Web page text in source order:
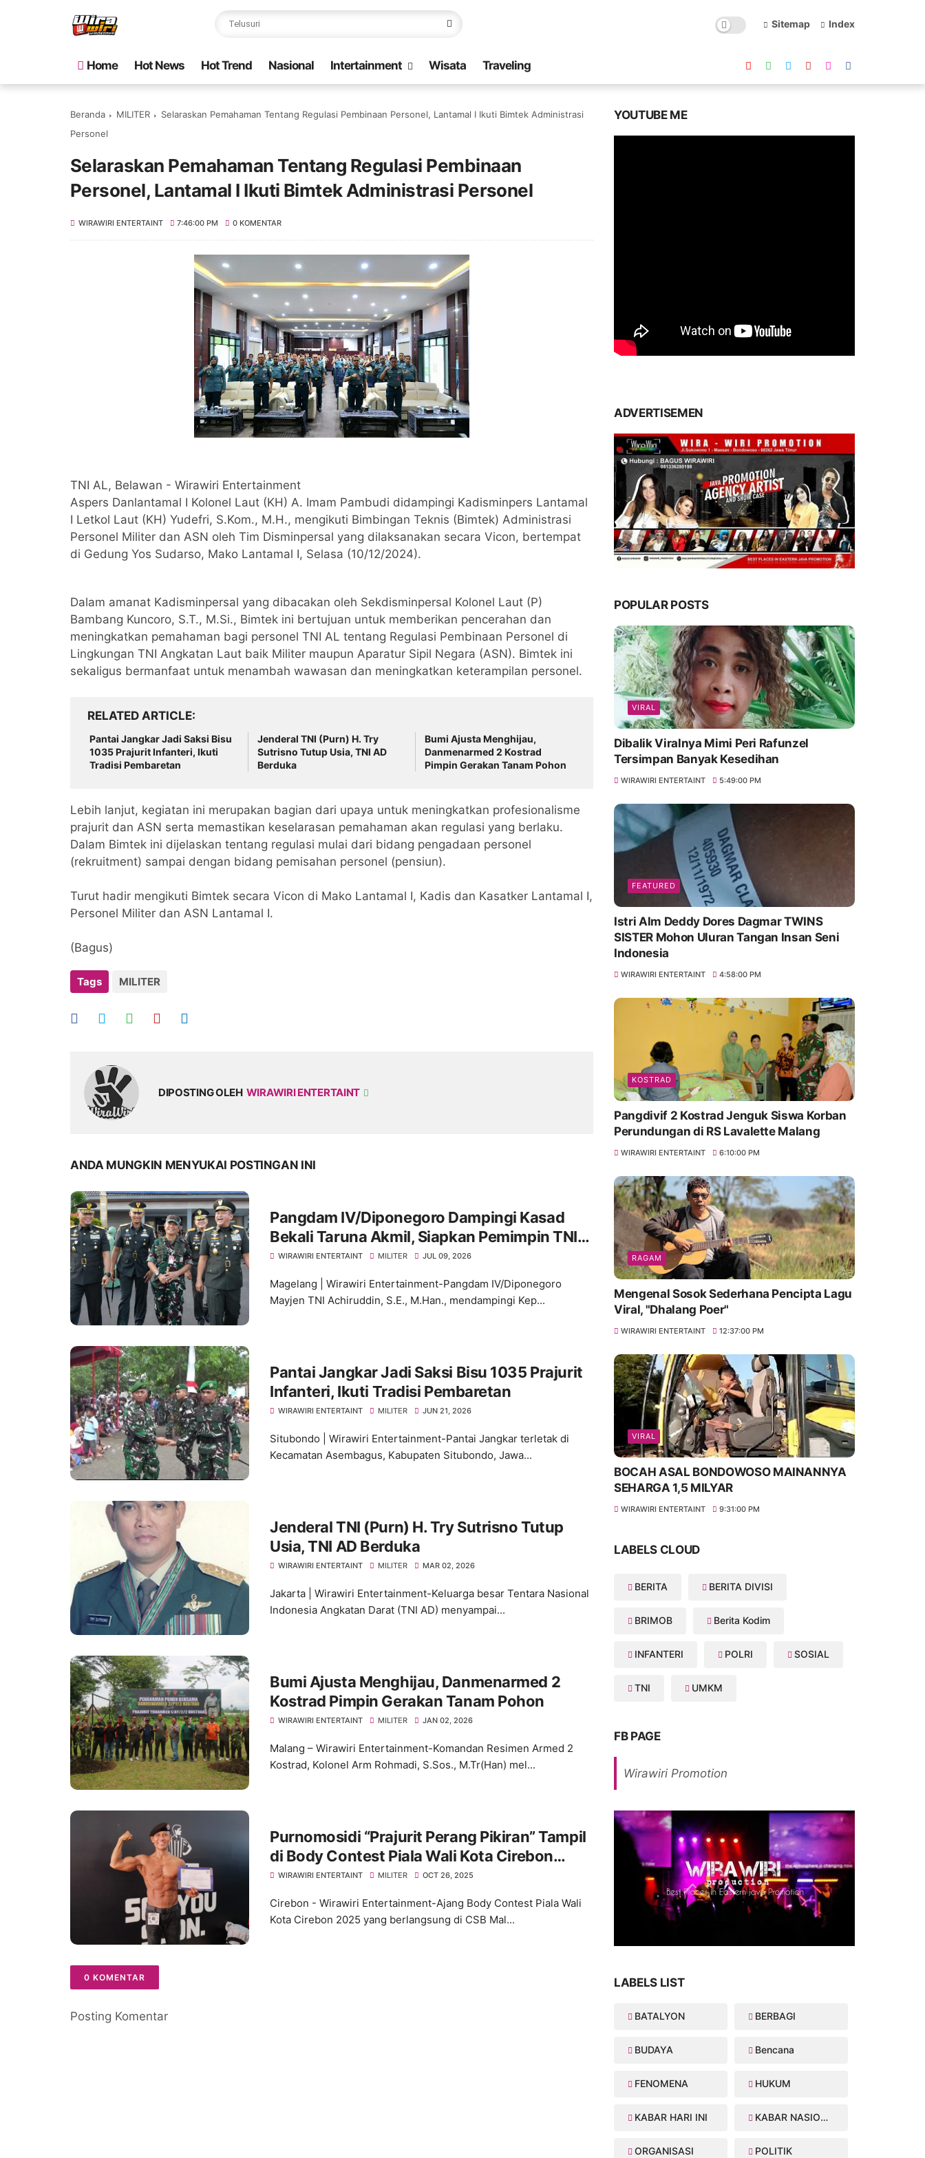
Sitemap Index
Home Hot News Hot Trend Nasional Intertainment Wisata Traveling
Beranda MILITER
Selaraskan Pemahaman Tentang Regulasi Pembinaan Personel, Lantamal I Ikuti Bimtek Administrasi
Personel
Selaraskan Pemahaman Tentang Regulasi Pembinaan
Personel, Lantamal I Ikuti Bimtek Administrasi Personel
WIRAWIRI ENTERTAINT 7:46:00 PM 0 KOMENTAR
TNI AL, Belawan - Wirawiri Entertainment
Aspers Danlantamal I Kolonel Laut (KH) A. Imam Pambudi didampingi Kadisminpers Lantamal
I Letkol Laut (KH) Yudefri, S.Kom., M.H., mengikuti Bimbingan Teknis (Bimtek) Administrasi
Personel Militer dan ASN oleh Tim Disminpersal yang dilaksanakan secara Vicon, bertempat
di Gedung Yos Sudarso, Mako Lantamal I, Selasa (10/12/2024).
Dalam amanat Kadisminpersal yang dibacakan oleh Sekdisminpersal Kolonel Laut (P)
Bambang Kuncoro, S.T., M.Si., Bimtek ini bertujuan untuk memberikan pencerahan dan
meningkatkan pemahaman bagi personel TNI AL tentang Regulasi Pembinaan Personel di
Lingkungan TNI Angkatan Laut baik Militer maupun Aparatur Sipil Negara (ASN). Bimtek ini
sekaligus bermanfaat untuk menambah wawasan dan meningkatkan keterampilan personel.
RELATED ARTICLE
Pantai Jangkar Jadi Saksi Bisu
1035 Prajurit Infanteri, Ikuti
Tradisi Pembaretan
Jenderal TNI (Purn) H. Try
Sutrisno Tutup Usia, TNI AD
Berduka
Bumi Ajusta Menghijau,
Danmenarmed 2 Kostrad
Pimpin Gerakan Tanam Pohon
Lebih lanjut, kegiatan ini merupakan bagian dari upaya untuk meningkatkan profesionalisme
prajurit dan ASN serta memastikan keselarasan pemahaman akan regulasi yang berlaku.
Dalam Bimtek ini dijelaskan tentang regulasi mulai dari bidang pengadaan personel
(rekruitment) sampai dengan bidang pemisahan personel (pensiun).
Turut hadir mengikuti Bimtek secara Vicon di Mako Lantamal I, Kadis dan Kasatker Lantamal I,
Personel Militer dan ASN Lantamal I.
(Bagus)
Tags MILITER
DIPOSTING OLEH WIRAWIRI ENTERTAINT
ANDA MUNGKIN MENYUKAI POSTINGAN INI
Pangdam IV/Diponegoro Dampingi Kasad
Bekali Taruna Akmil, Siapkan Pemimpin TNI
AD Menuju Indonesia Emas 2045
WIRAWIRI ENTERTAINT MILITER JUL 09, 2026
Magelang | Wirawiri Entertainment-Pangdam IV/Diponegoro
Mayjen TNI Achiruddin, S.E., M.Han., mendampingi Kep...
Pantai Jangkar Jadi Saksi Bisu 1035 Prajurit
Infanteri, Ikuti Tradisi Pembaretan
WIRAWIRI ENTERTAINT MILITER JUN 21, 2026
Situbondo | Wirawiri Entertainment-Pantai Jangkar terletak di
Kecamatan Asembagus, Kabupaten Situbondo, Jawa...
Jenderal TNI (Purn) H. Try Sutrisno Tutup
Usia, TNI AD Berduka
WIRAWIRI ENTERTAINT MILITER MAR 02, 2026
Jakarta | Wirawiri Entertainment-Keluarga besar Tentara Nasional
Indonesia Angkatan Darat (TNI AD) menyampai...
Bumi Ajusta Menghijau, Danmenarmed 2
Kostrad Pimpin Gerakan Tanam Pohon
WIRAWIRI ENTERTAINT MILITER JAN 02, 2026
Malang – Wirawiri Entertainment-Komandan Resimen Armed 2
Kostrad, Kolonel Arm Rohmadi, S.Sos., M.Tr(Han) mel...
Purnomosidi “Prajurit Perang Pikiran” Tampil
di Body Contest Piala Wali Kota Cirebon
2025
WIRAWIRI ENTERTAINT MILITER OCT 26, 2025
Cirebon - Wirawiri Entertainment-Ajang Body Contest Piala Wali
Kota Cirebon 2025 yang berlangsung di CSB Mal...
0 KOMENTAR
Posting Komentar
YOUTUBE ME
ADVERTISEMEN
POPULAR POSTS
VIRAL
Dibalik Viralnya Mimi Peri Rafunzel
Tersimpan Banyak Kesedihan
WIRAWIRI ENTERTAINT 5:49:00 PM
FEATURED
Istri Alm Deddy Dores Dagmar TWINS
SISTER Mohon Uluran Tangan Insan Seni
Indonesia
WIRAWIRI ENTERTAINT 4:58:00 PM
KOSTRAD
Pangdivif 2 Kostrad Jenguk Siswa Korban
Perundungan di RS Lavalette Malang
WIRAWIRI ENTERTAINT 6:10:00 PM
RAGAM
Mengenal Sosok Sederhana Pencipta Lagu
Viral, "Dhalang Poer"
WIRAWIRI ENTERTAINT 12:37:00 PM
VIRAL
BOCAH ASAL BONDOWOSO MAINANNYA
SEHARGA 1,5 MILYAR
WIRAWIRI ENTERTAINT 9:31:00 PM
LABELS CLOUD
BERITA BERITA DIVISI
BRIMOB Berita Kodim
INFANTERI POLRI SOSIAL
TNI UMKM
FB PAGE
Wirawiri Promotion
LABELS LIST
BATALYON BERBAGI
BUDAYA Bencana
FENOMENA HUKUM
KABAR HARI INI KABAR NASIONAL
ORGANISASI POLITIK